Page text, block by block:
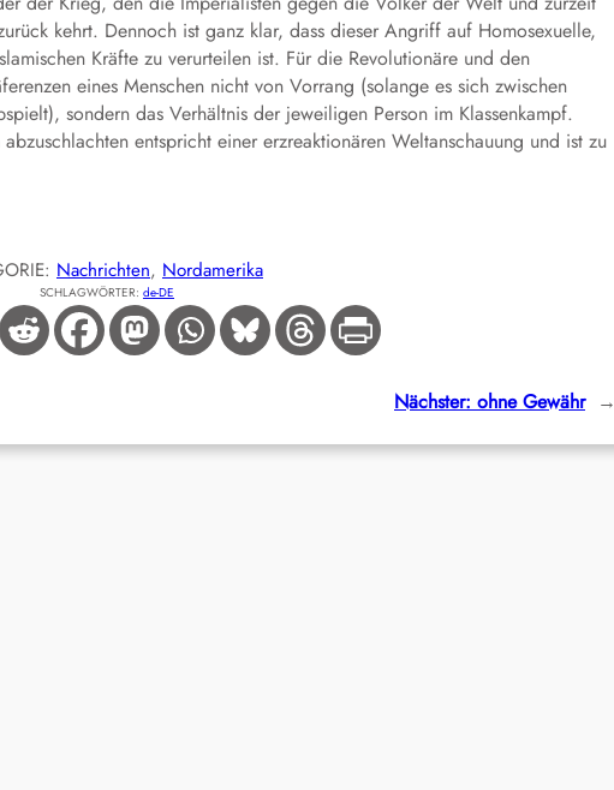
kehrt. Dennoch ist ganz klar, dass dieser Angriff auf Homosexuelle,
Kräfte zu verurteilen ist. Für die Revolutionäre und den
eines Menschen nicht von Vorrang (solange es sich zwischen
sondern das Verhältnis der jeweiligen Person im Klassenkampf.
entspricht einer erzreaktionären Weltanschauung und ist zu
Nachrichten, Nordamerika
SCHLAGWÖRTER: de-DE
Nächster: ohne Gewähr →